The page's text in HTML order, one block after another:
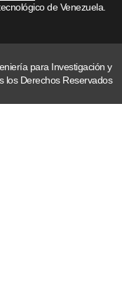
de Venezuela.
para Investigación y
los Derechos Reservados